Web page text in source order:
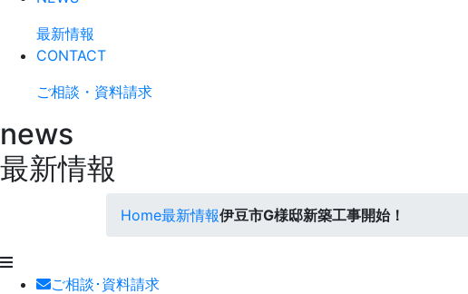
最新情報
CONTACT
ご相談・資料請求
news
最新情報
Home最新情報伊豆市G様邸新築工事開始！
ご相談･資料請求